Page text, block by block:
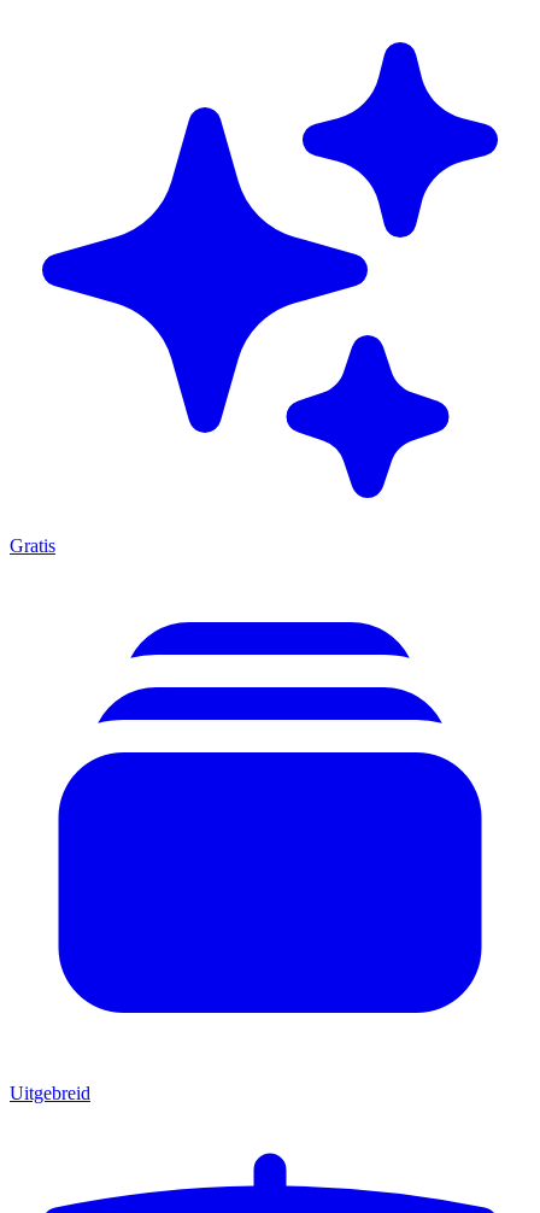
Gratis
Uitgebreid